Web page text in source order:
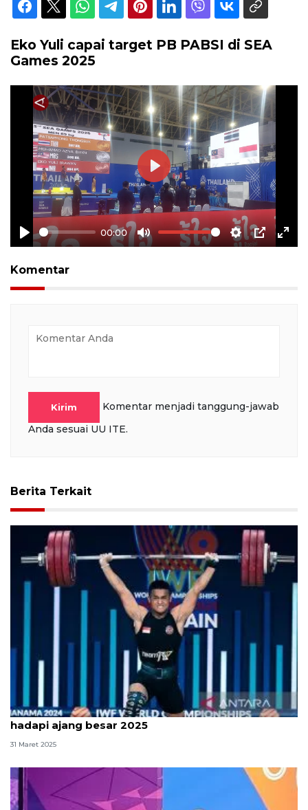
Eko Yuli capai target PB PABSI di SEA
Games 2025
Play
00:00
Mute Settings
PIP
Play
Komentar
Kirim
Komentar menjadi tanggung-jawab
Anda sesuai UU ITE.
Berita Terkait
Lifter Indonesia berlebaran di pelatnas untuk
hadapi ajang besar 2025
31 Maret 2025